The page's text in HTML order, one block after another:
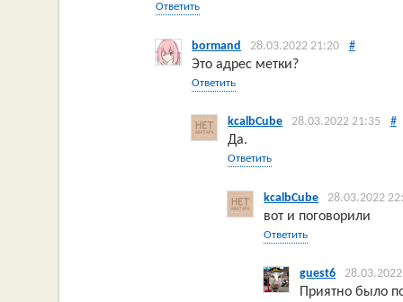
Ответить
bormand 28.03.2022 21:20 #
Это адрес метки?
Ответить
kcalbCube 28.03.2022 21:35 #
Да.
Ответить
kcalbCube 28.03.2022
вот и поговорили
Ответить
guest6
Приятно было